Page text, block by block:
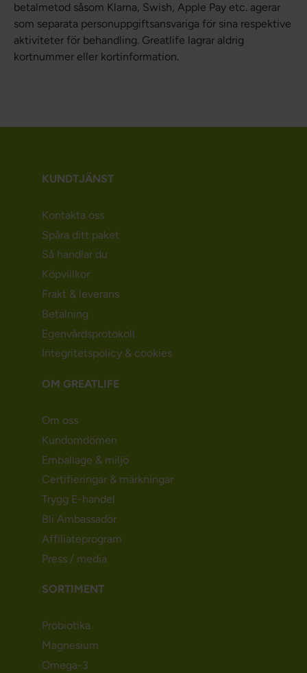
betalmetod såsom Klarna, Swish, Apple Pay etc. agerar
som separata personuppgiftsansvariga för sina respektive
aktiviteter för behandling. Greatlife lagrar aldrig
kortnummer eller kortinformation.
KUNDTJÄNST
Kontakta oss
Spåra ditt paket
Så handlar du
Köpvillkor
Frakt & leverans
Betalning
Egenvårdsprotokoll
Integritetspolicy & cookies
OM GREATLIFE
Om oss
Kundomdömen
Emballage & miljö
Certifieringar & märkningar
Trygg E-handel
Bli Ambassadör
Affiliateprogram
Press / media
SORTIMENT
Probiotika
Magnesium
Omega-3